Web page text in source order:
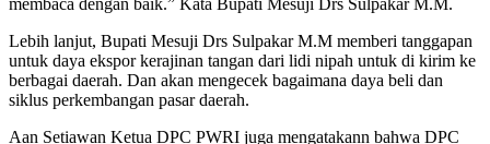
membaca dengan baik.” Kata Bupati Mesuji Drs Sulpakar M.M.
Lebih lanjut, Bupati Mesuji Drs Sulpakar M.M memberi tanggapan
untuk daya ekspor kerajinan tangan dari lidi nipah untuk di kirim ke
berbagai daerah. Dan akan mengecek bagaimana daya beli dan
siklus perkembangan pasar daerah.
Aan Setiawan Ketua DPC PWRI juga mengatakann bahwa DPC